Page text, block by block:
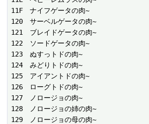
11F　ナイフゲータの肉~
120　サーベルゲータの肉~
121　ブレイドゲータの肉~
122　ソードゲータの肉~
123　ぬすっトドの肉~
124　みどりトドの肉~
125　アイアントドの肉~
126　ローグトドの肉~
127　ノロージョの肉~
128　ノロージョの姉の肉~
129　ノロージョの母の肉~